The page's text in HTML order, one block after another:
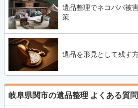
遺品整理でネコババ被
策
遺品を形見として残す
岐阜県関市の遺品整理 よくある質問